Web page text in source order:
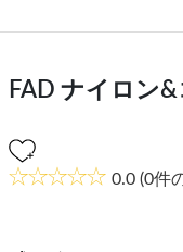
FAD ナイロン
0.0 (0件